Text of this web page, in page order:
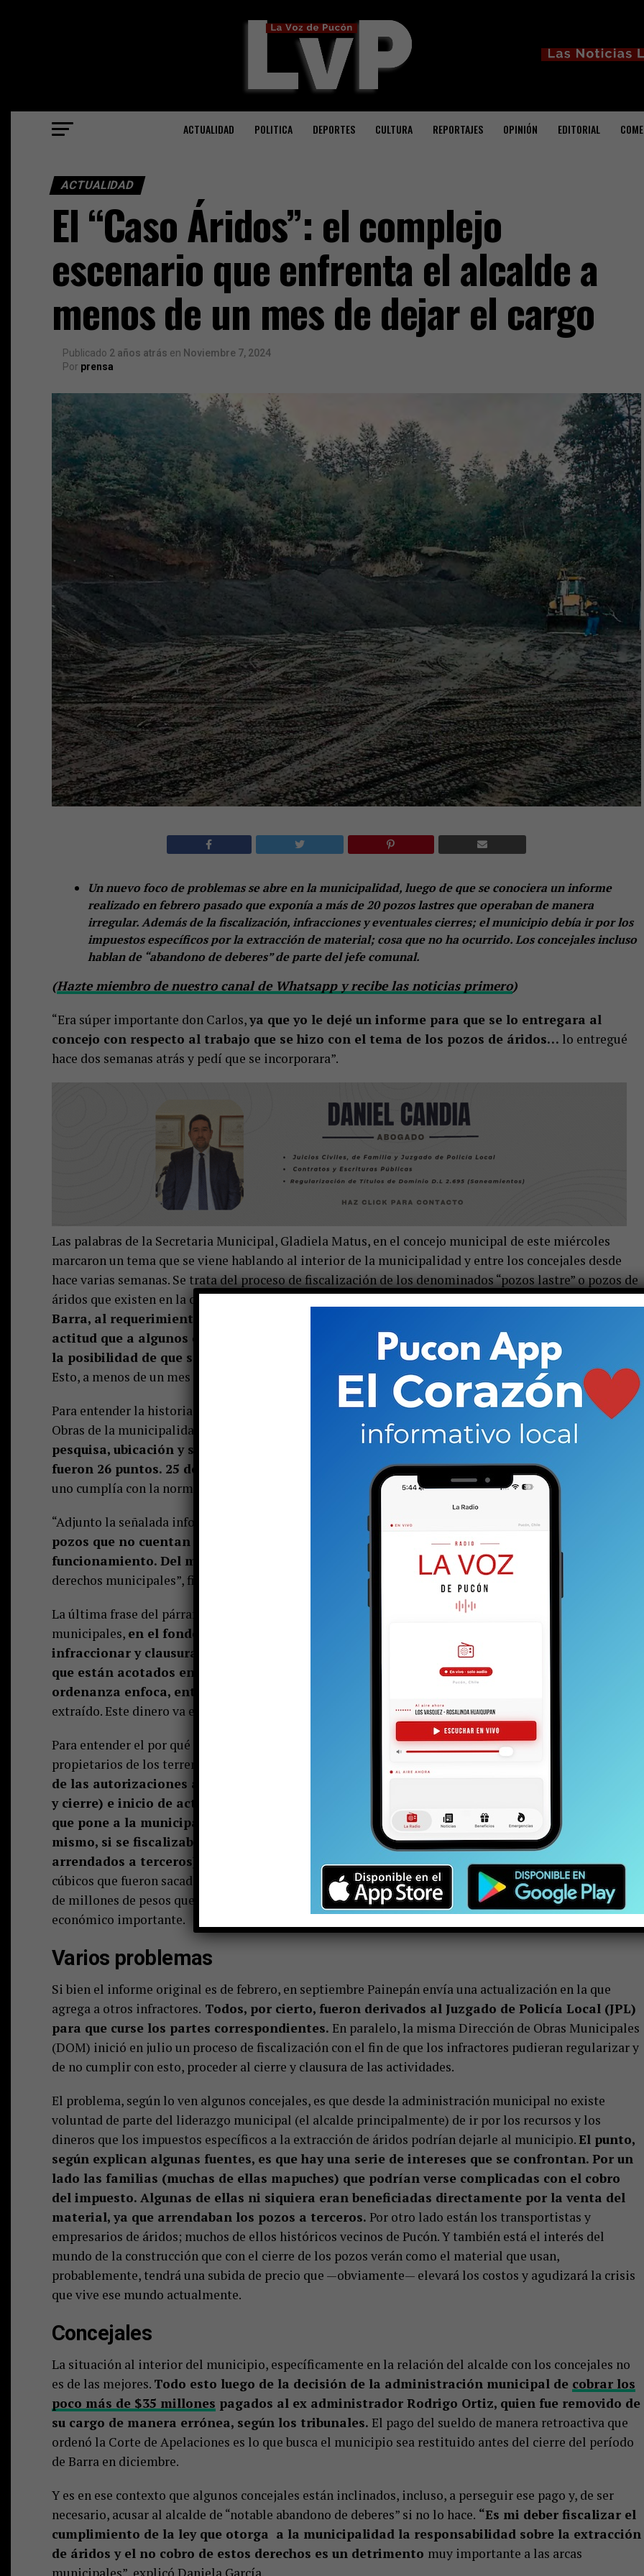
ACTUALIDAD POLITICA DEPORTES CULTURA REPORTAJES OPINIÓN EDITORIAL
ACTUALIDAD
El “Caso Áridos”: el complejo
escenario que enfrenta el alcalde a
menos de un mes de dejar el cargo
Publicado 2 años atrás en Noviembre 7, 2024
Por prensa
Un nuevo foco de problemas se abre en la municipalidad, luego de que se conociera un informe
realizado en febrero pasado que exponía a más de 20 pozos lastres que operaban de manera
irregular. Además de la fiscalización, infracciones y eventuales cierres; el municipio debía ir por los
impuestos específicos por la extracción de material; cosa que no ha ocurrido. Los concejales incluso
hablan de “abandono de deberes” de parte del jefe comunal.
(Hazte miembro de nuestro canal de Whatsapp y recibe las noticias primero)
“Era súper importante don Carlos,ya que yo le dejé un informe para que se lo entregara al
concejo con respecto al trabajo que se hizo con el tema de los pozos de áridos… lo entregué
hace dos semanas atrás y pedí que se incorporara”.
Las palabras de la Secretaria Municipal, Gladiela Matus, en el concejo municipal de este miércoles
marcaron un tema que se viene hablando al interior de la municipalidad y entre los concejales desde
hace varias semanas. Se trata del proceso de fiscalización de los denominados “pozos lastre” o pozos de
áridos que existen en la comuna, la mayoría de ellos irregulares. La respuesta del alcalde,Carlos
Barra, al requerimiento de Matus (“veámoslo la otra semana”) pareciera ser también una
actitud que a algunos concejales pone en una alerta compleja. Y de hecho hablan, incluso, de
la posibilidad de que se configure un “abandono de deberes”de parte de la autoridad municipal.
Esto, a menos de un mes de que Barra entregue el poder.
Para entender la historia hay que remontarse a febrero de 2024. Es el 21 de ese mes en que el director de
Obras de la municipalidad,
Claudio Painepán, envió un informe al alcalde Carlos Barra sobre la
pesquisa, ubicación y situación de los pozos de extracción de áridos en la comuna. En total
fueron 26 puntos. 25 de ellos sin permisos, de los cuales 12 estaban en funcionamiento.
uno cumplía con la normativa: el de administración municipal.
“Adjunto la señalada información con el fin de sugerir
disponga la clausura de la totalidad de los
pozos que no cuentan con autorización municipal y ambiental en su caso, para su
funcionamiento. Del mismo modo, hago presente que procede evaluar el cobro retroactivo
derechos municipales”, finalizaba el informe firmado por el arquitecto Painepán.
La última frase del párrafo final, que apuntaba a evaluar el cobro retroactivo de los derechos
municipales, en el fondo sugería a la primera autoridad que era necesario, más allá de
infraccionar y clausurar los pozos; aplicar un cobro en dinero por los derechos de extracción
que están acotados en la denominada “ordenanza de áridos” de la municipalidad. Esta
ordenanza enfoca, entre otras cosas, en aplicar un impuesto de 0,05 ($1.333)
extraído. Este dinero va en beneficio de las arcas municipales.
Para entender el por qué de este impuesto, hay que aclarar que el principio que se aplica es que los
propietarios de los terrenos son dueños de la superficie y no del subsuelo.
de las autorizaciones ambientales (que incluyen, entre varias solicitudes, fechas de apertura
y cierre) e inicio de actividades en el servicio de Impuestos Internos; se debe tributar al fisco
que pone a la municipalidad, en los hechos, como el administrador de estos recursos. Por lo
mismo, si se fiscalizaban los 25 pozos que estaban de manera irregular (algunos de ellos
arrendados a terceros)
y se aplicaba este impuesto haciendo un cálculo sobre la cantidad de metros
cúbicos que fueron sacados y comercializados, las cifras —según los extendidos— son de varios cientos
de millones de pesos que no han llegado a las arcas municipales. Es decir, podría haber un detrimento
económico importante.
Varios problemas
Si bien el informe original es de febrero, en septiembre Painepán envía una actualización en la que
agrega a otros infractores. Todos, por cierto, fueron derivados al Juzgado de Policía Local (JPL)
para que curse los partes correspondientes. En paralelo, la misma Dirección de Obras Municipales
(DOM) inició en julio un proceso de fiscalización con el fin de que los infractores pudieran regularizar y
de no cumplir con esto, proceder al cierre y clausura de las actividades.
El problema, según lo ven algunos concejales, es que desde la administración municipal no existe
voluntad de parte del liderazgo municipal (el alcalde principalmente) de ir por los recursos y los
dineros que los impuestos específicos a la extracción de áridos podrían dejarle al municipio.El punto,
según explican algunas fuentes, es que hay una serie de intereses que se confrontan. Por un
lado las familias (muchas de ellas mapuches) que podrían verse complicadas con el cobro
del impuesto. Algunas de ellas ni siquiera eran beneficiadas directamente por la venta del
material, ya que arrendaban los pozos a terceros. Por otro lado están los transportistas y
empresarios de áridos; muchos de ellos históricos vecinos de Pucón. Y también está el interés del
mundo de la construcción que con el cierre de los pozos verán como el material que usan,
probablemente, tendrá una subida de precio que —obviamente— elevará los costos y agudizará la crisis
que vive ese mundo actualmente.
Concejales
La situación al interior del municipio, específicamente en la relación del alcalde con los concejales no
es de las mejores. Todo esto luego de la decisión de la administración municipal de cobrar los
poco más de $35 millones pagados al ex administrador Rodrigo Ortiz, quien fue removido de
su cargo de manera errónea, según los tribunales. El pago del sueldo de manera retroactiva que
ordenó la Corte de Apelaciones es lo que busca el municipio sea restituido antes del cierre del período
de Barra en diciembre.
Y es en ese contexto que algunos concejales están inclinados, incluso, a perseguir ese pago y, de ser
necesario, acusar al alcalde de “notable abandono de deberes” si no lo hace. “Es mi deber fiscalizar el
cumplimiento de la ley que otorga a la municipalidad la responsabilidad sobre la extracción
de áridos y el no cobro de estos derechos es un detrimento muy importante a las arcas